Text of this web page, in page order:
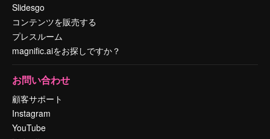
Slidesgo
コンテンツを販売する
プレスルーム
magnific.aiをお探しですか？
お問い合わせ
顧客サポート
Instagram
YouTube